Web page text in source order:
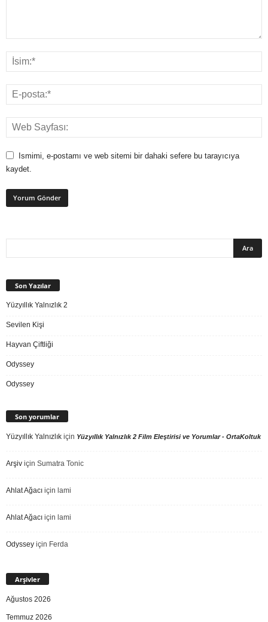
Ismimi, e-postamı ve web sitemi bir dahaki sefere bu tarayıcıya
kaydet.
Son Yazılar
Yüzyıllık Yalnızlık 2
Sevilen Kişi
Hayvan Çiftliği
Odyssey
Odyssey
Son yorumlar
Yüzyıllık Yalnızlık için Yüzyıllık Yalnızlık 2 Film Eleştirisi ve Yorumlar - OrtaKoltuk
Arşiv için Sumatra Tonic
Ahlat Ağacı için lami
Ahlat Ağacı için lami
Odyssey için Ferda
Arşivler
Ağustos 2026
Temmuz 2026